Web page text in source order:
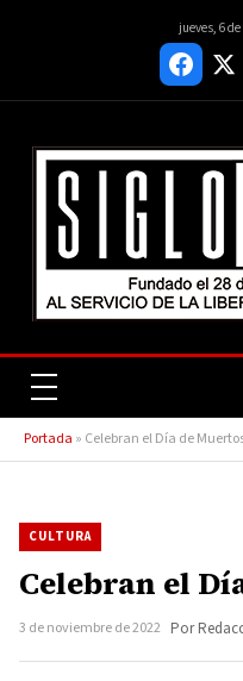
jueves, 6
Portada » Celebran el Día de
CULTURA
Celebran el
3 de noviembre de 2022 Por